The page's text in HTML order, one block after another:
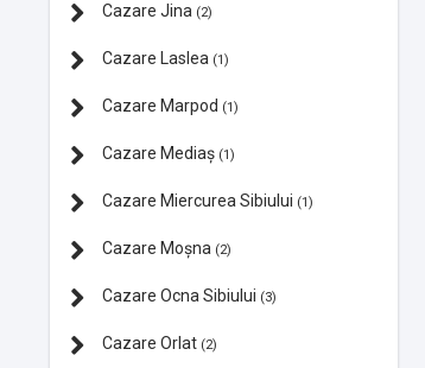
Cazare Jina (2)
Cazare Laslea (1)
Cazare Marpod (1)
Cazare Mediaș (1)
Cazare Miercurea Sibiului (1)
Cazare Moșna (2)
Cazare Ocna Sibiului (3)
Cazare Orlat (2)